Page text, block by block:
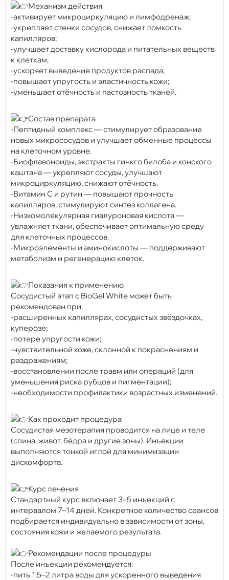
Механизм действия
-активирует микроциркуляцию и лимфодренаж;
-укрепляет стенки сосудов, снижает ломкость
капилляров;
-улучшает доставку кислорода и питательных веществ
к клеткам;
-ускоряет выведение продуктов распада;
-повышает упругость и эластичность кожи;
-уменьшает отёчность и пастозность тканей.
Состав препарата
-Пептидный комплекс — стимулирует образование
новых микрососудов и улучшает обменные процессы
на клеточном уровне.
-Биофлавоноиды, экстракты гинкго билоба и конского
каштана — укрепляют сосуды, улучшают
микроциркуляцию, снижают отёчность.
-Витамин С и рутин — повышают прочность
капилляров, стимулируют синтез коллагена.
-Низкомолекулярная гиалуроновая кислота —
увлажняет ткани, обеспечивает оптимальную среду
для клеточных процессов.
-Микроэлементы и аминокислоты — поддерживают
метаболизм и регенерацию клеток.
Показания к применению
Сосудистый этап с BioGel White может быть
рекомендован при:
-расширенных капиллярах, сосудистых звёздочках,
куперозе;
-потере упругости кожи;
-чувствительной коже, склонной к покраснениям и
раздражениям;
-восстановлении после травм или операций (для
уменьшения риска рубцов и пигментации);
-необходимости профилактики возрастных изменений.
Как проходит процедура
Сосудистая мезотерапия проводится на лице и теле
(спина, живот, бёдра и другие зоны). Инъекции
выполняются тонкой иглой для минимизации
дискомфорта.
Курс лечения
Стандартный курс включает 3–5 инъекций с
интервалом 7–14 дней. Конкретное количество сеансов
подбирается индивидуально в зависимости от зоны,
состояния кожи и желаемого результата.
Рекомендации после процедуры
После инъекции рекомендуется:
-пить 1,5–2 литра воды для ускоренного выведения